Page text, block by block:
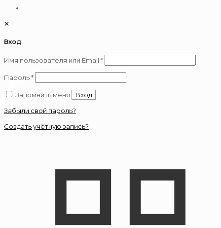
✕
Вход
Имя пользователя или Email *Обязательно
Пароль*Обязательно
Запомнить меня
Вход
Забыли свой пароль?
Создать учётную запись?